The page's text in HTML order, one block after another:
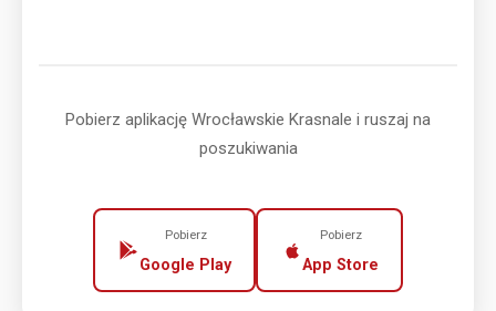
Pobierz aplikację Wrocławskie Krasnale i ruszaj na
poszukiwania
Pobierz
Google Play
Pobierz
App Store